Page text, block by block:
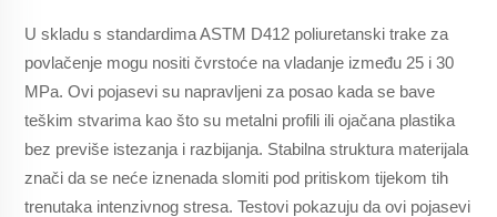
U skladu s standardima ASTM D412 poliuretanski trake za
povlačenje mogu nositi čvrstoće na vladanje između 25 i 30
MPa. Ovi pojasevi su napravljeni za posao kada se bave
teškim stvarima kao što su metalni profili ili ojačana plastika
bez previše istezanja i razbijanja. Stabilna struktura materijala
znači da se neće iznenada slomiti pod pritiskom tijekom tih
trenutaka intenzivnog stresa. Testovi pokazuju da ovi pojasevi